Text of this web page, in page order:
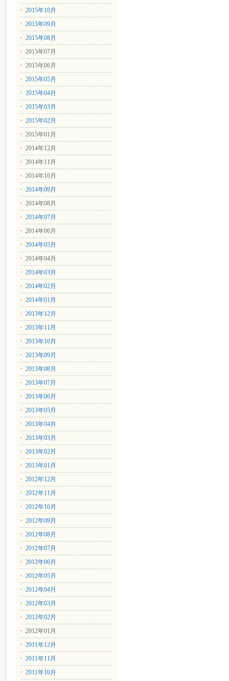
2015年10月
2015年09月
2015年08月
2015年07月
2015年06月
2015年05月
2015年04月
2015年03月
2015年02月
2015年01月
2014年12月
2014年11月
2014年10月
2014年09月
2014年08月
2014年07月
2014年06月
2014年05月
2014年04月
2014年03月
2014年02月
2014年01月
2013年12月
2013年11月
2013年10月
2013年09月
2013年08月
2013年07月
2013年06月
2013年05月
2013年04月
2013年03月
2013年02月
2013年01月
2012年12月
2012年11月
2012年10月
2012年09月
2012年08月
2012年07月
2012年06月
2012年05月
2012年04月
2012年03月
2012年02月
2012年01月
2011年12月
2011年11月
2011年10月